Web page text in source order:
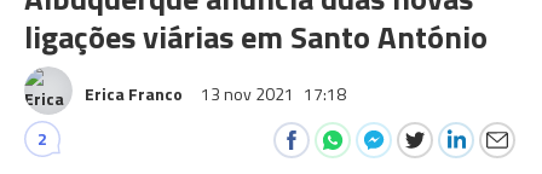
ligações viárias em Santo António
Erica Franco 13 nov 2021 17:18
2